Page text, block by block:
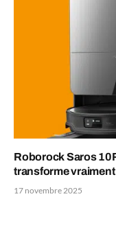
Roborock Saros
transforme
17 novembre 2025